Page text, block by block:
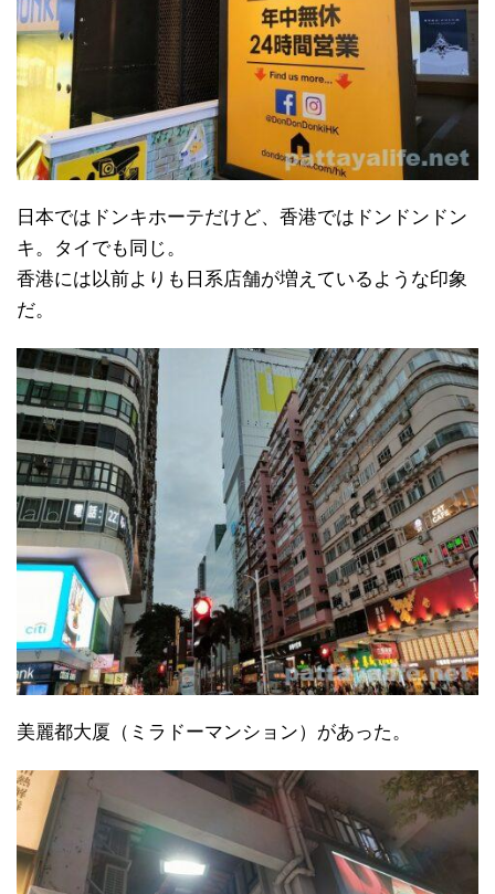
日本ではドンキホーテだけど、香港ではドンドンドン
キ。タイでも同じ。
香港には以前よりも日系店舗が増えているような印象
だ。
美麗都大厦（ミラドーマンション）があった。